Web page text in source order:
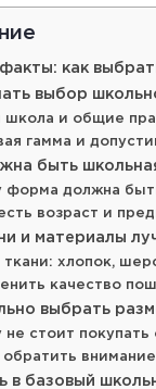
как
выбор
школа и общие
гамма и
быть
форма должна
возраст и
и материалы
ткани: хлопок,
качество
выбрать
не стоит
обратить
в базовый